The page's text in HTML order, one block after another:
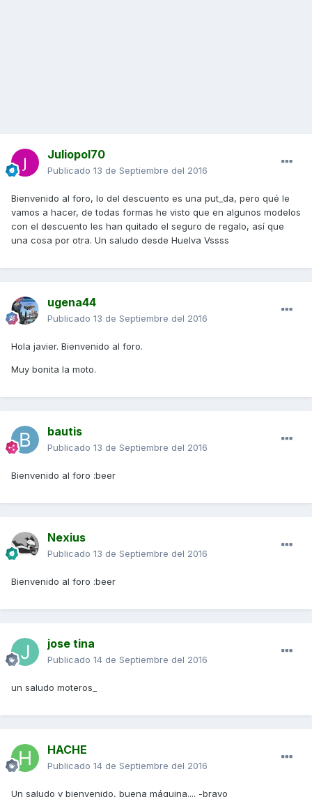
Juliopol70
Publicado 13 de Septiembre del 2016
Bienvenido al foro, lo del descuento es una put_da, pero qué le
vamos a hacer, de todas formas he visto que en algunos modelos
con el descuento les han quitado el seguro de regalo, así que
una cosa por otra. Un saludo desde Huelva Vssss
ugena44
Publicado 13 de Septiembre del 2016
Hola javier. Bienvenido al foro.
Muy bonita la moto.
bautis
Publicado 13 de Septiembre del 2016
Bienvenido al foro :beer
Nexius
Publicado 13 de Septiembre del 2016
Bienvenido al foro :beer
jose tina
Publicado 14 de Septiembre del 2016
un saludo moteros_
HACHE
Publicado 14 de Septiembre del 2016
Un saludo y bienvenido, buena máquina.... -bravo